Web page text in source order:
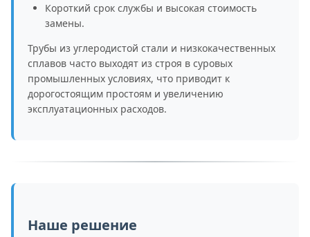
Короткий срок службы и высокая стоимость
замены.
Трубы из углеродистой стали и низкокачественных
сплавов часто выходят из строя в суровых
промышленных условиях, что приводит к
дорогостоящим простоям и увеличению
эксплуатационных расходов.
Наше решение